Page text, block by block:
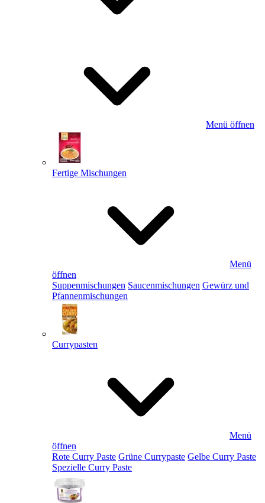
Menü öffnen
Fertige Mischungen
Menü
öffnen
Suppenmischungen Saucenmischungen Gewürz und
Pfannenmischungen
Currypasten
Menü
öffnen
Rote Curry Paste Grüne Currypaste Gelbe Curry Paste
Spezielle Curry Paste